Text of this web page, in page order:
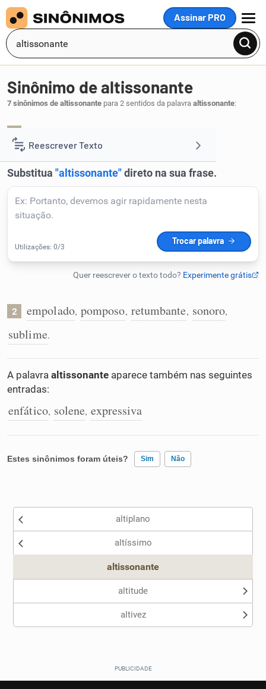
Assinar PRO
MENU
Reescrever Texto
Resumir Texto
Corrigir Texto
Detector de IA
Humanizador de IA
Cata-letras
Conexões
Caça-palavras
Sinônimo de altissonante
7 sinônimos de altissonante para 2 sentidos da palavra altissonante:
2 empolado, pomposo, retumbante, sonoro,
sublime.
A palavra altissonante aparece também nas seguintes
entradas:
enfático, solene, expressiva
Estes sinônimos foram úteis? Sim Não
Nenhum dos sinônimos apresentados me ajudou
altiplano
altíssimo
altissonante
altitude
altivez